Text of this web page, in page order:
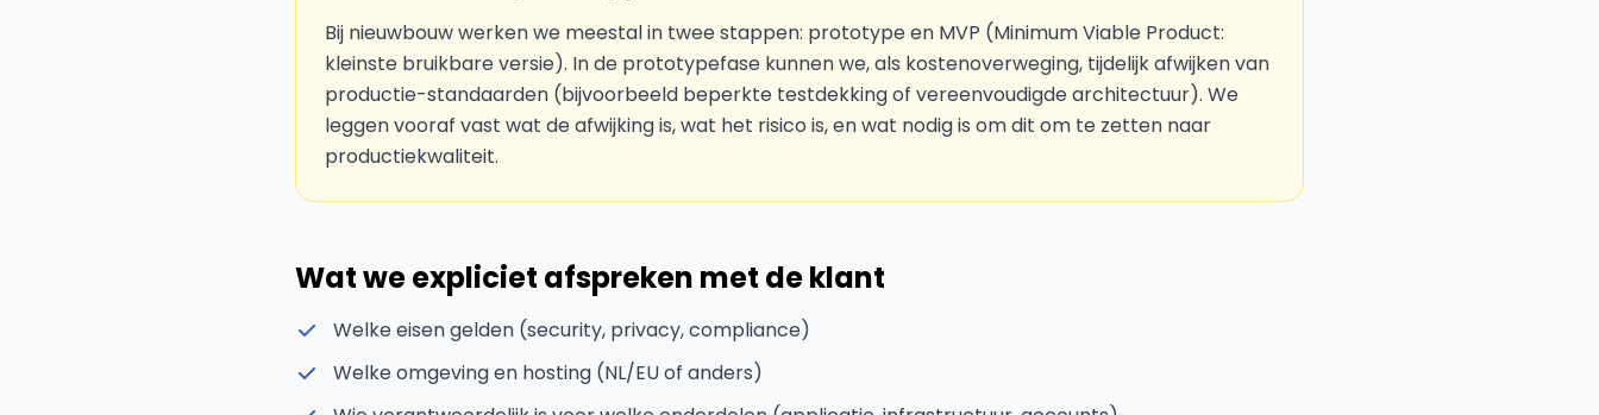
Bij nieuwbouw werken we meestal in twee stappen: prototype en MVP (Minimum Viable Product:
kleinste bruikbare versie). In de prototypefase kunnen we, als kostenoverweging, tijdelijk afwijken van
productie-standaarden (bijvoorbeeld beperkte testdekking of vereenvoudigde architectuur). We
leggen vooraf vast wat de afwijking is, wat het risico is, en wat nodig is om dit om te zetten naar
productiekwaliteit.
Wat we expliciet afspreken met de klant
Welke eisen gelden (security, privacy, compliance)
Welke omgeving en hosting (NL/EU of anders)